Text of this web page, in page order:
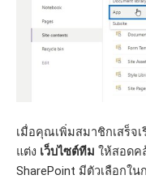
เมื่อคุณเพิ่มสมาชิกเสร็จ
แต่ง เว็บไซต์ทีม ให้สอดค
SharePoint มีตัวเลือกใ